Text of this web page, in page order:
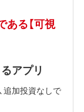
る【可視
アプリ
追加投資なしで